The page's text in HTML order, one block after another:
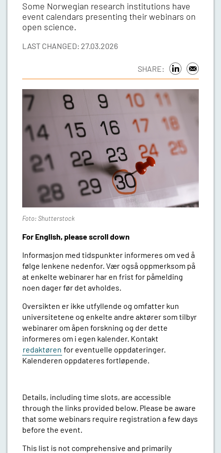
Some Norwegian research institutions have
event calendars presenting their webinars on
open science.
LAST CHANGED: 27.03.2026
SHARE:
Foto: Shutterstock
For English, please scroll down
Informasjon med tidspunkter informeres om ved å
følge lenkene nedenfor. Vær også oppmerksom på
at enkelte webinarer har en frist for påmelding
noen dager før det avholdes.
Oversikten er ikke utfyllende og omfatter kun
universitetene og enkelte andre aktører som tilbyr
webinarer om åpen forskning og der dette
informeres om i egen kalender. Kontakt
redaktøren for eventuelle oppdateringer.
Kalenderen oppdateres fortløpende.
Details, including time slots, are accessible
through the links provided below. Please be aware
that some webinars require registration a few days
before the event.
This list is not comprehensive and primarily